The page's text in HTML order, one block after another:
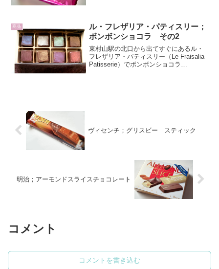
商品
ル・フレザリア・パティスリー；
ボンボンショコラ その2
東村山駅の北口から出てすぐにあるル・
フレザリア・パティスリー（Le Fraisalia
Patisserie）でボンボンショコラ
ヴィセンチ；グリスビー スティック
明治；アーモンドスライスチョコレート
コメント
コメントを書き込む